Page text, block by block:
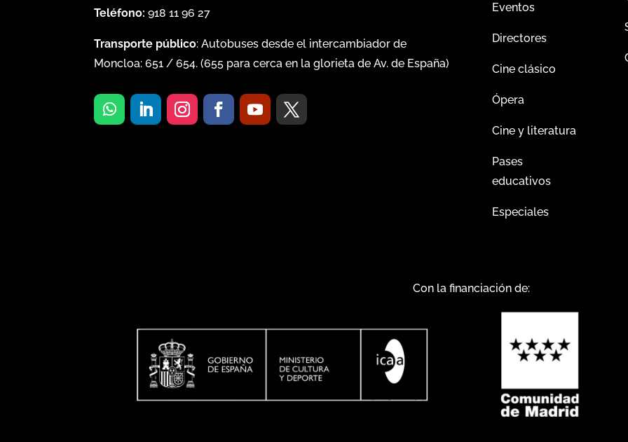
Teléfono: 918 11 96 27
Transporte público: Autobuses desde el intercambiador de
Moncloa:651 /654. (655 para cerca en la glorieta de Av. de España)
Eventos
Directores
Cine clásico
Ópera
Cine y literatura
Pases
educativos
Especiales
Con la financiación de: